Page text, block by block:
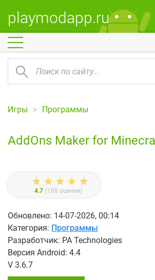
playmodapp.ru
Игры Программы
AddOns Maker for
4.7 (188 оценки)
Обновлено: 14-07-2026, 00:14
Категория: Программы
Разработчик: PA Technologies
Версия Android: 4.4
V 3.6.7